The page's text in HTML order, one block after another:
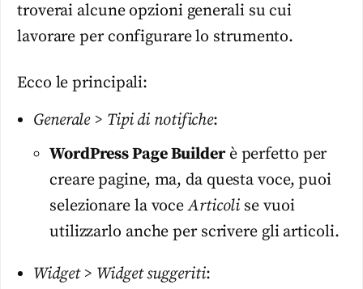
troverai alcune opzioni generali su cui
lavorare per configurare lo strumento.
Ecco le principali:
Generale > Tipi di notifiche:
WordPress Page Builderè perfetto per
creare pagine, ma, da questa voce, puoi
selezionare la voceArticoli se vuoi
utilizzarlo anche per scrivere gli articoli.
Widget > Widget suggeriti: